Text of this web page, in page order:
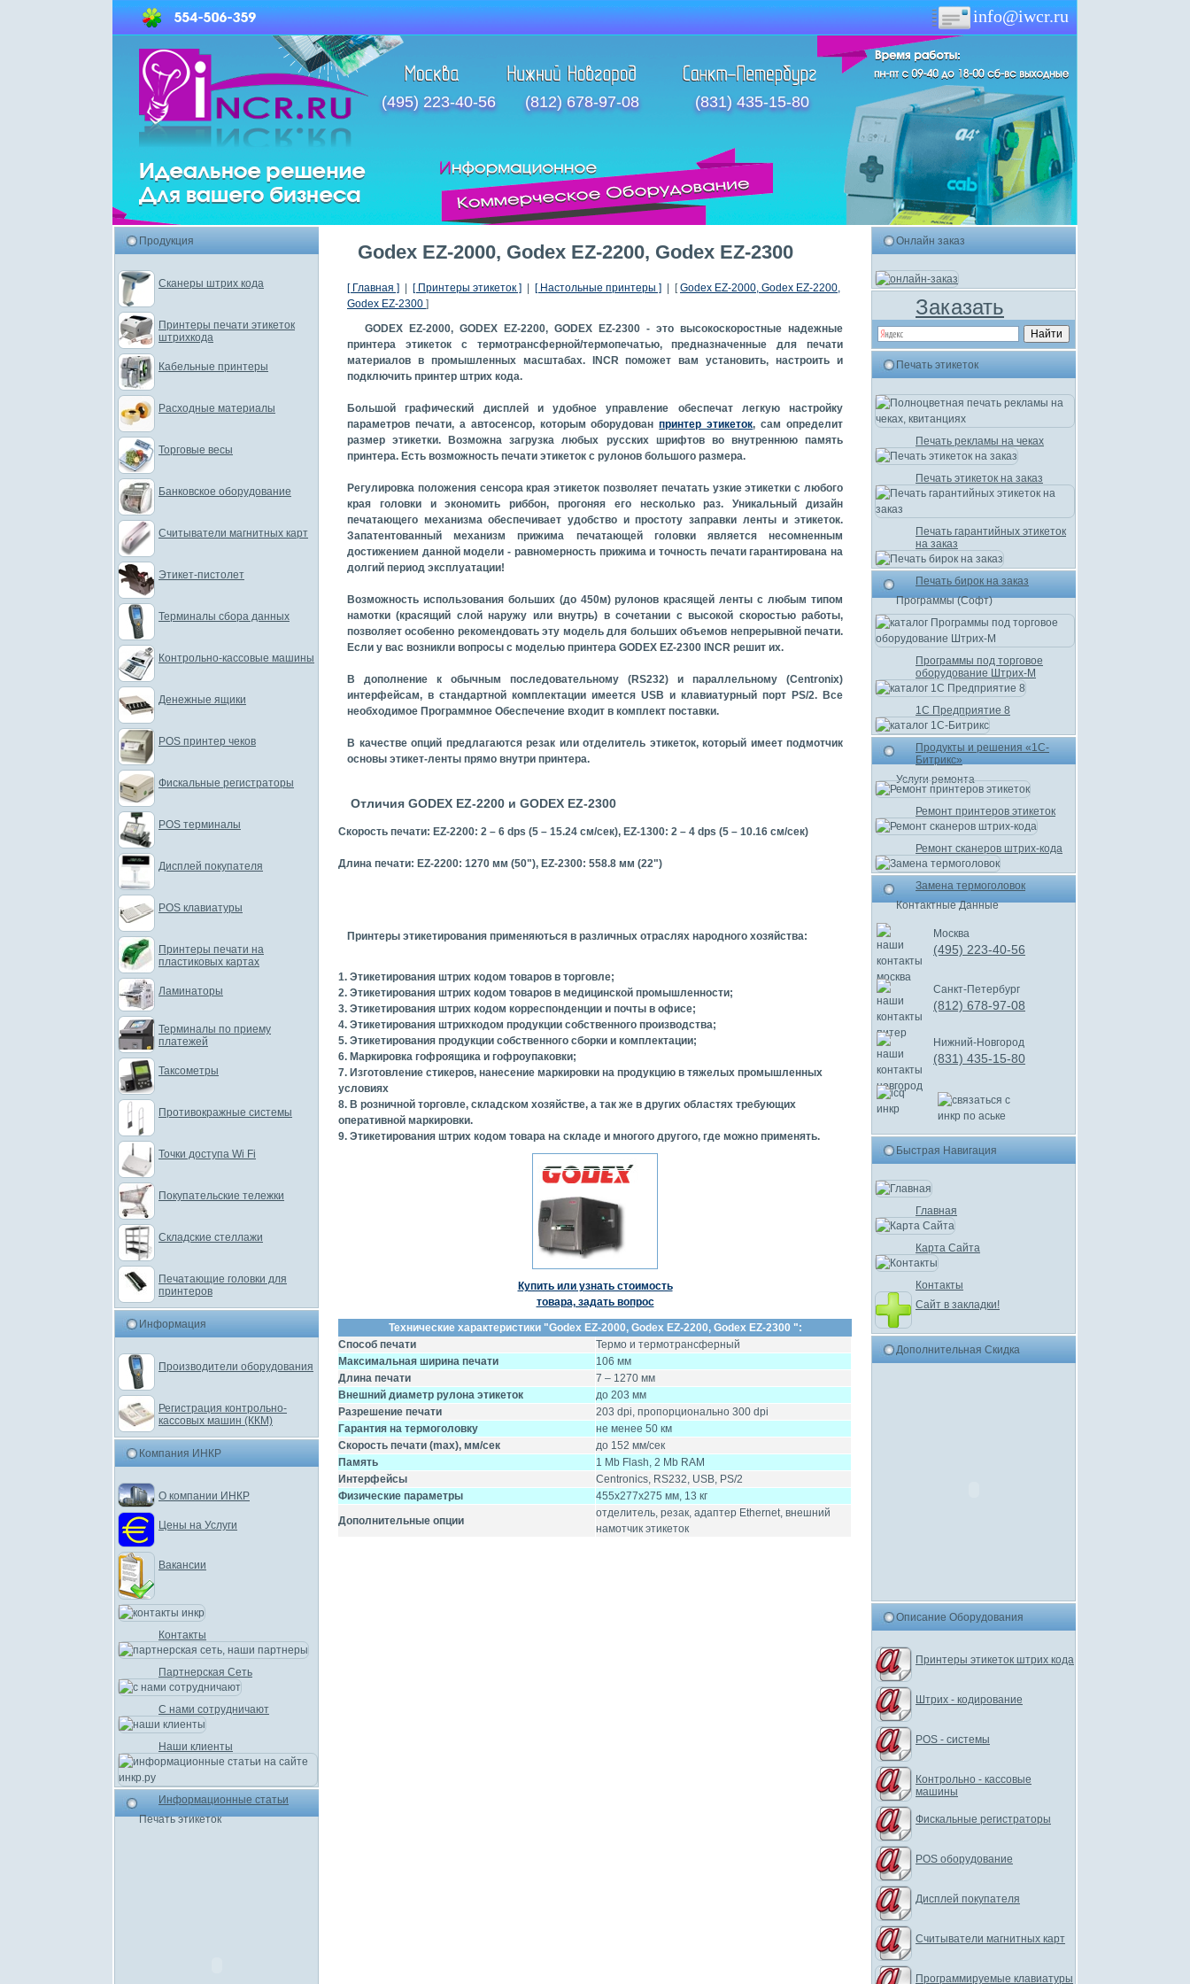
info@iwcr.ru
(495) 223-40-56 (812) 678-97-08 (831) 435-15-80
Godex EZ-2000, Godex EZ-2200, Godex EZ-2300
[ Главная ] [ Принтеры этикеток ] [ Настольные принтеры ] | [Godex EZ-2000, Godex EZ-2200,
Godex EZ-2300 ]
GODEX EZ-2000, GODEX EZ-2200, GODEX EZ-2300 - это высокоскоростные надежные
принтера этикеток с термотрансферной/термопечатью, предназначенные для печати
материалов в промышленных масштабах. INCR поможет вам установить, настроить и
подключить принтер штрих кода.
Большой графический дисплей и удобное управление обеспечат легкую настройку
параметров печати, а автосенсор, которым оборудованпринтер этикеток, сам определит
размер этикетки. Возможна загрузка любых русских шрифтов во внутреннюю память
принтера. Есть возможность печати этикеток с рулонов большого размера.
Регулировка положения сенсора края этикеток позволяет печатать узкие этикетки с любого
края головки и экономить риббон, прогоняя его несколько раз. Уникальный дизайн
печатающего механизма обеспечивает удобство и простоту заправки ленты и этикеток.
Запатентованный механизм прижима печатающей головки является несомненным
достижением данной модели - равномерность прижима и точность печати гарантирована на
долгий период эксплуатации!
Возможность использования больших (до 450м) рулонов красящей ленты с любым типом
намотки (красящий слой наружу или внутрь) в сочетании с высокой скоростью работы,
позволяет особенно рекомендовать эту модель для больших объемов непрерывной печати.
Если у вас возникли вопросы с моделью принтера GODEX EZ-2300 INCR решит их.
В дополнение к обычным последовательному (RS232) и параллельному (Centronix)
интерфейсам, в стандартной комплектации имеется USB и клавиатурный порт PS/2. Все
необходимое Программное Обеспечение входит в комплект поставки.
В качестве опций предлагаются резак или отделитель этикеток, который имеет подмотчик
основы этикет-ленты прямо внутри принтера.
Отличия GODEX EZ-2200 и GODEX EZ-2300
Скорость печати: EZ-2200: 2 – 6 dps (5 – 15.24 см/сек), EZ-1300: 2 – 4 dps (5 – 10.16 см/сек)
Длина печати: EZ-2200: 1270 мм (50"), EZ-2300: 558.8 мм (22")
Принтеры этикетирования применяються в различных отраслях народного хозяйства:
1. Этикетирования штрих кодом товаров в торговле;
2. Этикетирования штрих кодом товаров в медицинской промышленности;
3. Этикетирования штрих кодом корреспонденции и почты в офисе;
4. Этикетирования штрихкодом продукции собственного производства;
5. Этикетирования продукции собственного сборки и комплектации;
6. Маркировка гофроящика и гофроупаковки;
7. Изготовление стикеров, нанесение маркировки на продукцию в тяжелых промышленных
условиях
8. В розничной торговле, складском хозяйстве, а так же в других областях требующих
оперативной маркировки.
9. Этикетирования штрих кодом товара на складе и многого другого, где можно применять.
Купить или узнать стоимость
товара, задать вопрос
Технические характеристики "Godex EZ-2000, Godex EZ-2200, Godex EZ-2300 ":
Способ печати
Термо и термотрансферный
Максимальная ширина печати
106 мм
Длина печати
7 – 1270 мм
Внешний диаметр рулона этикеток
до 203 мм
Разрешение печати
203 dpi, пропорционально 300 dpi
Гарантия на термоголовку
не менее 50 км
Скорость печати (max), мм/сек
до 152 мм/сек
Память
1 Mb Flash, 2 Mb RAM
Интерфейсы
Centronics, RS232, USB, PS/2
Физические параметры
455х277х275 мм, 13 кг
Дополнительные опции
отделитель, резак, адаптер Ethernet, внешний
намотчик этикеток
Продукция
Сканеры штрих кода
Принтеры печати этикеток
штрихкода
Кабельные принтеры
Расходные материалы
Торговые весы
Банковское оборудование
Считыватели магнитных карт
Этикет-пистолет
Терминалы сбора данных
Контрольно-кассовые машины
Денежные ящики
POS принтер чеков
Фискальные регистраторы
POS терминалы
Дисплей покупателя
POS клавиатуры
Принтеры печати на
пластиковых картах
Ламинаторы
Терминалы по приему
платежей
Таксометры
Противокражные системы
Точки доступа Wi Fi
Покупательские тележки
Складские стеллажи
Печатающие головки для
принтеров
Информация
Производители оборудования
Регистрация контрольно-
кассовых машин (ККМ)
Компания ИНКР
О компании ИНКР
Цены на Услуги
Вакансии
Контакты
Партнерская Сеть
С нами сотрудничают
Наши клиенты
Информационные статьи
Печать этикеток
Онлайн заказ
Заказать
Печать этикеток
Печать рекламы на чеках
Печать этикеток на заказ
Печать гарантийных этикеток
на заказ
Печать бирок на заказ
Программы (Софт)
Программы под торговое
оборудование Штрих-М
1С Предприятие 8
Продукты и решения «1С-
Битрикс»
Услуги ремонта
Ремонт принтеров этикеток
Ремонт сканеров штрих-кода
Замена термоголовок
Контактные Данные
Москва
(495) 223-40-56
Санкт-Петербург
(812) 678-97-08
Нижний-Новгород
(831) 435-15-80
Быстрая Навигация
Главная
Карта Сайта
Контакты
Сайт в закладки!
Дополнительная Скидка
Описание Оборудования
Принтеры этикеток штрих кода
Штрих - кодирование
POS - системы
Контрольно - кассовые
машины
Фискальные регистраторы
POS оборудование
Дисплей покупателя
Считыватели магнитных карт
Программируемые клавиатуры